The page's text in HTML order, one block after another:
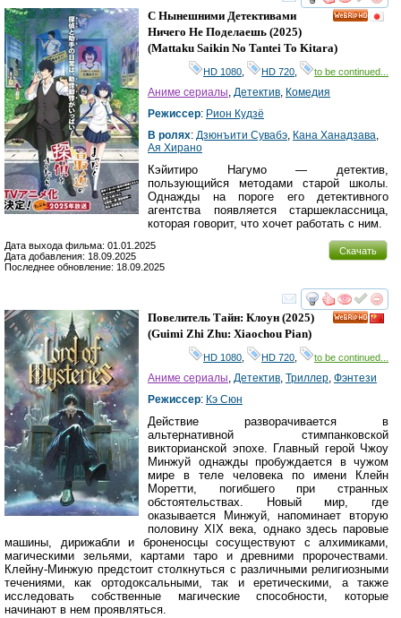
смотреть
С Нынешними Детективами
Ничего Не Поделаешь (2025)
(Mattaku Saikin No Tantei To Kitara)
HD 1080 HD 720 to be continued...
Аниме сериалы, Детектив, Комедия
Режиссер: Рион Кудзё
В ролях: Дзюнъити Сувабэ, Кана Ханадзава,
Ая Хирано
Кэйитиро Нагумо — детектив,
пользующийся методами старой школы.
Однажды на пороге его детективного
агентства появляется старшеклассница,
которая говорит, что хочет работать с ним.
Скачать
Дата выхода фильма: 01.01.2025
Дата добавления: 18.09.2025
Последнее обновление: 18.09.2025
смотреть
Повелитель Тайн: Клоун (2025)
(Guimi Zhi Zhu: Xiaochou Pian)
HD 1080 HD 720 to be continued...
Аниме сериалы, Детектив, Триллер, Фэнтези
Режиссер: Кэ Сюн
Действие разворачивается в
альтернативной стимпанковской
викторианской эпохе. Главный герой Чжоу
Минжуй однажды пробуждается в чужом
мире в теле человека по имени Клейн
Моретти, погибшего при странных
обстоятельствах. Новый мир, где
оказывается Минжуй, напоминает вторую
половину XIX века, однако здесь паровые
машины, дирижабли и броненосцы сосуществуют с алхимиками,
магическими зельями, картами таро и древними пророчествами.
Клейну-Минжую предстоит столкнуться с различными религиозными
течениями, как ортодоксальными, так и еретическими, а также
исследовать собственные магические способности, которые
начинают в нем проявляться.